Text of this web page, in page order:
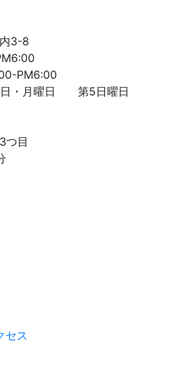
3-8
PM6:00
日・月曜日 第5日曜日
つ目
セス